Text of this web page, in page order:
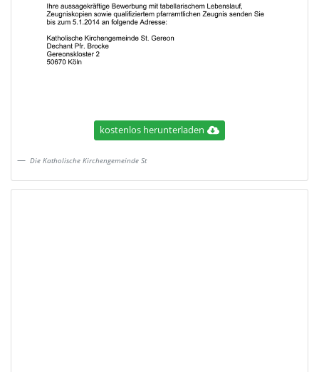
kostenlos herunterladen
Die Katholische Kirchengemeinde St